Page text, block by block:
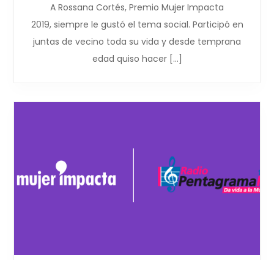
A Rossana Cortés, Premio Mujer Impacta
2019, siempre le gustó el tema social. Participó en
juntas de vecino toda su vida y desde temprana
edad quiso hacer […]